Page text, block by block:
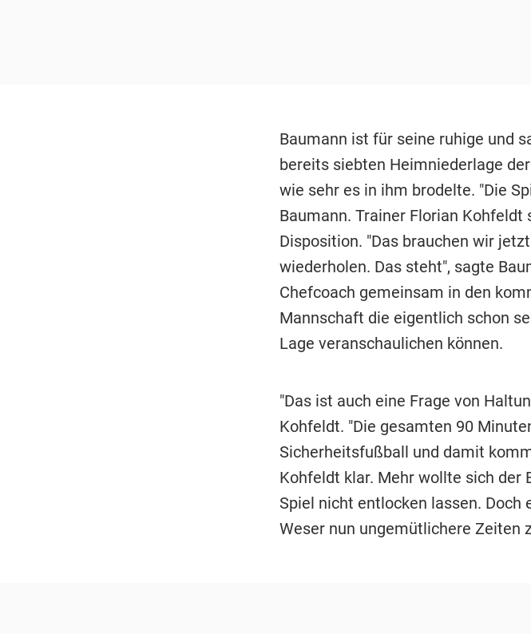
Baumann ist für seine ruhige und
bereits siebten Heimniederlage
wie sehr es in ihm brodelte. "Die
Baumann. Trainer Florian
Disposition. "Das brauchen wir
wiederholen. Das steht", sagte
Chefcoach gemeinsam in den
Mannschaft die eigentlich schon
Lage veranschaulichen können.
"Das ist auch eine Frage von
Kohfeldt. "Die gesamten 90
Sicherheitsfußball und damit
Kohfeldt klar. Mehr wollte sich der
Spiel nicht entlocken lassen. Doch
Weser nun ungemütlichere Zeiten